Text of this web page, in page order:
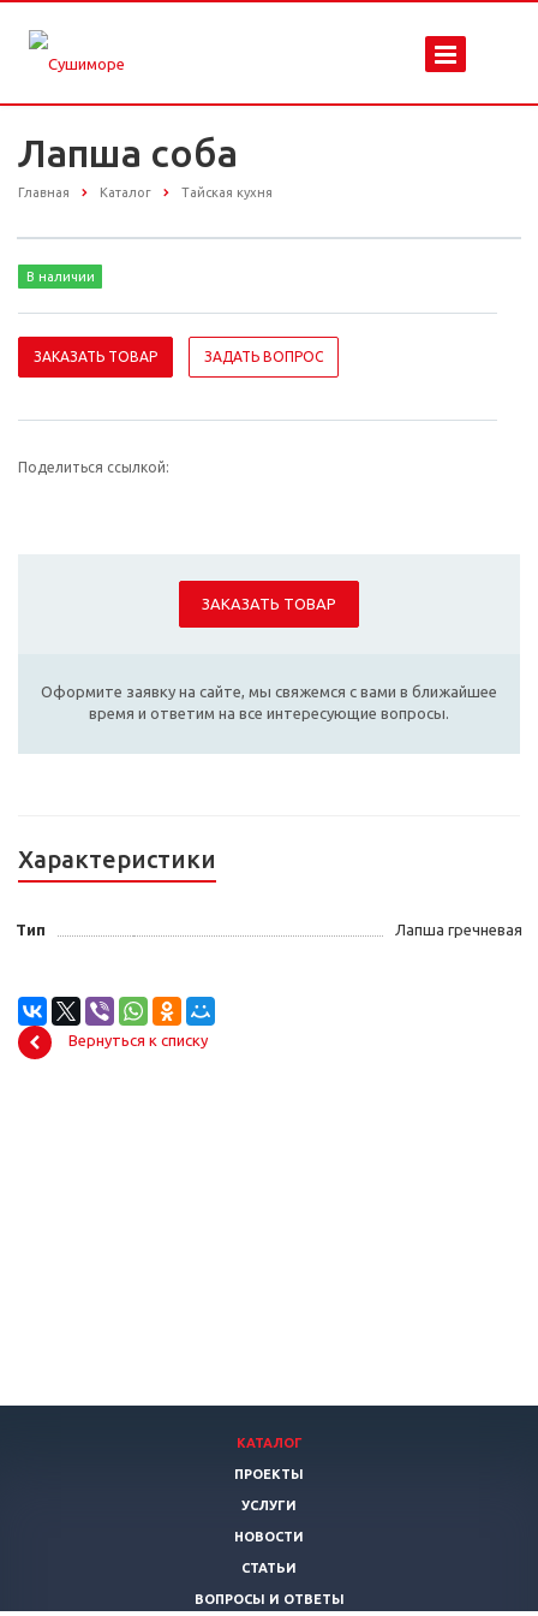
Лапша соба
Главная Каталог Тайская кухня
В наличии
ЗАКАЗАТЬ ТОВАР ЗАДАТЬ ВОПРОС
Поделиться ссылкой:
ЗАКАЗАТЬ ТОВАР
Оформите заявку на сайте, мы свяжемся с вами в ближайшее
время и ответим на все интересующие вопросы.
Характеристики
Тип Лапша гречневая
Вернуться к списку
КАТАЛОГ
ПРОЕКТЫ
УСЛУГИ
НОВОСТИ
СТАТЬИ
ВОПРОСЫ И ОТВЕТЫ